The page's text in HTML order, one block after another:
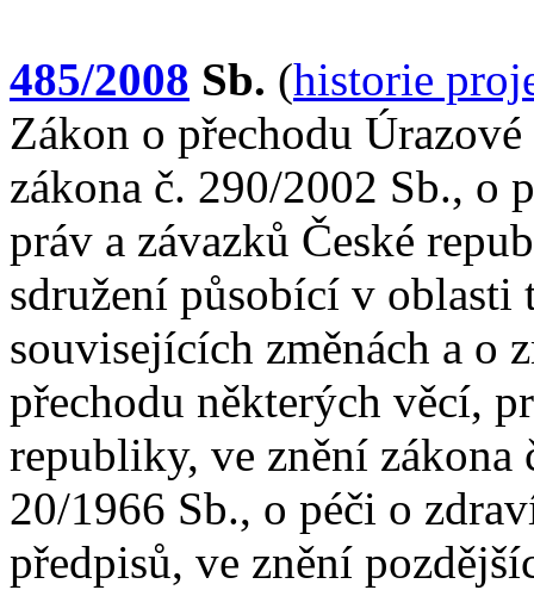
485/2008 Sb. (historie
Zákon o přechodu
zákona č. 290/2002 Sb., o
práv a závazků České
sdružení působící v oblasti
souvisejících změnách a o
přechodu některých věcí,
republiky, ve znění zákona
20/1966 Sb., o péči o
předpisů, ve znění